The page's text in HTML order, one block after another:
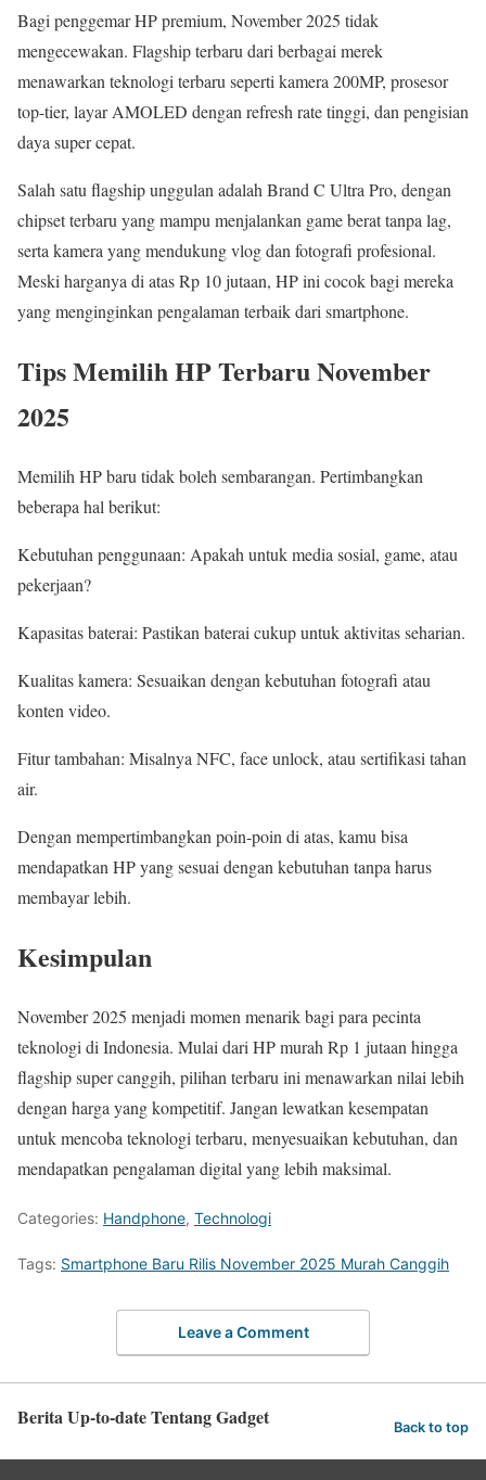
Bagi penggemar HP premium, November 2025 tidak
mengecewakan. Flagship terbaru dari berbagai merek
menawarkan teknologi terbaru seperti kamera 200MP, prosesor
top-tier, layar AMOLED dengan refresh rate tinggi, dan pengisian
daya super cepat.
Salah satu flagship unggulan adalah Brand C Ultra Pro, dengan
chipset terbaru yang mampu menjalankan game berat tanpa lag,
serta kamera yang mendukung vlog dan fotografi profesional.
Meski harganya di atas Rp 10 jutaan, HP ini cocok bagi mereka
yang menginginkan pengalaman terbaik dari smartphone.
Tips Memilih HP Terbaru November
2025
Memilih HP baru tidak boleh sembarangan. Pertimbangkan
beberapa hal berikut:
Kebutuhan penggunaan: Apakah untuk media sosial, game, atau
pekerjaan?
Kapasitas baterai: Pastikan baterai cukup untuk aktivitas seharian.
Kualitas kamera: Sesuaikan dengan kebutuhan fotografi atau
konten video.
Fitur tambahan: Misalnya NFC, face unlock, atau sertifikasi tahan
air.
Dengan mempertimbangkan poin-poin di atas, kamu bisa
mendapatkan HP yang sesuai dengan kebutuhan tanpa harus
membayar lebih.
Kesimpulan
November 2025 menjadi momen menarik bagi para pecinta
teknologi di Indonesia. Mulai dari HP murah Rp 1 jutaan hingga
flagship super canggih, pilihan terbaru ini menawarkan nilai lebih
dengan harga yang kompetitif. Jangan lewatkan kesempatan
untuk mencoba teknologi terbaru, menyesuaikan kebutuhan, dan
mendapatkan pengalaman digital yang lebih maksimal.
Categories: Handphone, Technologi
Tags: Smartphone Baru Rilis November 2025 Murah Canggih
Leave a Comment
Berita Up-to-date Tentang Gadget Back to top